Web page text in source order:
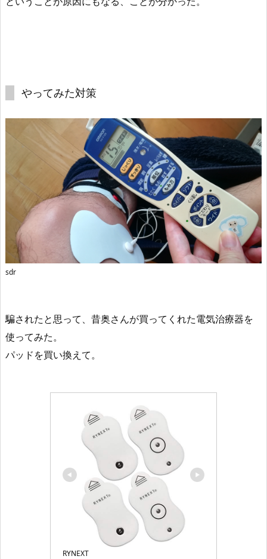
やってみた対策
sdr
騙されたと思って、昔奥さんが買ってくれた電気治療器を
使ってみた。
パッドを買い換えて。
RYNEXT